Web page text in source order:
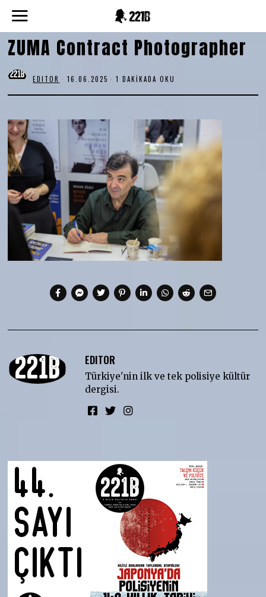
ZUMA Contract Photographer
EDITOR 16.06.2025 1 DAKIKADA OKU
EDITOR
Türkiye'nin ilk ve tek polisiye kültür
dergisi.